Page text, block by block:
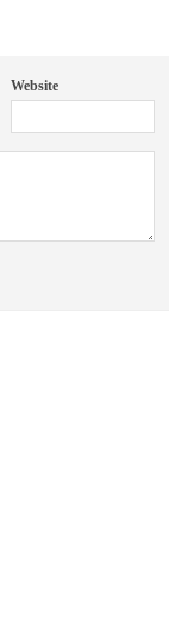
Website